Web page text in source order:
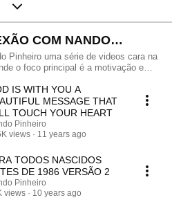
COM NANDO
Pinheiro uma série de videos cara na
o foco principal é a motivação e
conferir mais vídeos como esse!
IS WITH YOU A
MESSAGE THAT
TOUCH YOUR HEART
Pinheiro
views
11 years ago
TODOS NASCIDOS
DE 1986 VERSÃO 2
Pinheiro
views
10 years ago